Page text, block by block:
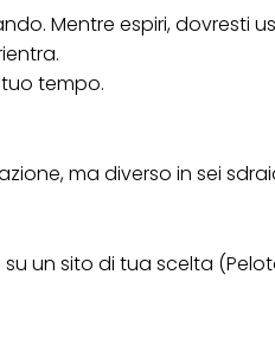
Mentre espiri, dovresti
tempo.
ma diverso in sei
un sito di tua scelta
menzionati. Cliccando su "Accetta